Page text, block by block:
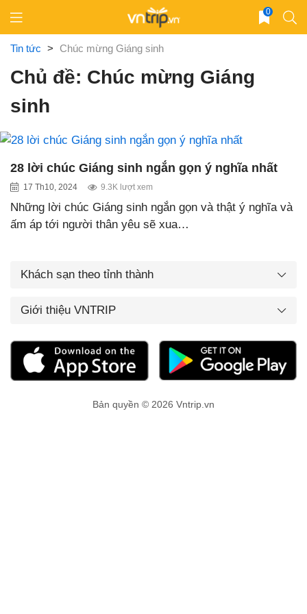
content
0
Tin tức > Chúc mừng Giáng sinh
Chủ đề: Chúc mừng Giáng
sinh
28 lời chúc Giáng sinh ngắn gọn ý nghĩa nhất
17 Th10, 2024 9.3K lượt xem
Những lời chúc Giáng sinh ngắn gọn và thật ý nghĩa và
ấm áp tới người thân yêu sẽ xua…
Khách sạn theo tỉnh thành
Giới thiệu VNTRIP
Bản quyền © 2026 Vntrip.vn